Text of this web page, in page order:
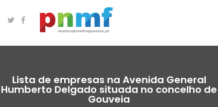
Lista de empresas na Avenida General
Humberto Delgado situada no concelho de
Gouveia